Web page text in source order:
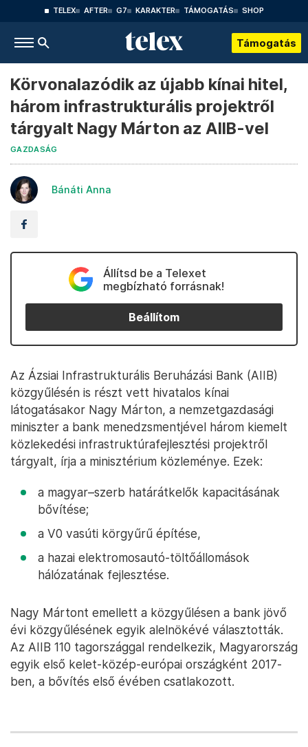
TELEX AFTER G7 KARAKTER TÁMOGATÁS SHOP
Támogatás
Körvonalazódik az újabb kínai hitel,
három infrastrukturális projektről
tárgyalt Nagy Márton az AIIB-vel
GAZDASÁG
Bánáti Anna
Állítsd be a Telexet
megbízható forrásnak!
Beállítom
Az Ázsiai Infrastrukturális Beruházási Bank (AIIB)
közgyűlésén is részt vett hivatalos kínai
látogatásakor Nagy Márton, a nemzetgazdasági
miniszter a bank menedzsmentjével három kiemelt
közlekedési infrastruktúrafejlesztési projektről
tárgyalt, írja a minisztérium közleménye. Ezek:
a magyar–szerb határátkelők kapacitásának
bővítése;
a V0 vasúti körgyűrű építése,
a hazai elektromosautó-töltőállomások
hálózatának fejlesztése.
Nagy Mártont emellett a közgyűlésen a bank jövő
évi közgyűlésének egyik alelnökévé választották.
Az AIIB 110 tagországgal rendelkezik, Magyarország
egyik első kelet-közép-európai országként 2017-
ben, a bővítés első évében csatlakozott.